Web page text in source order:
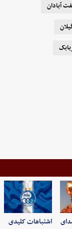
آبادان
اشتباهات کلیدی